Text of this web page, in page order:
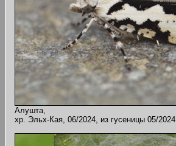
Алушта,
хр. Эльх-Кая, 06/2024, из гусеницы 05/2024